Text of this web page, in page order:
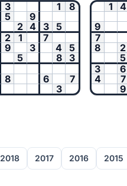
3 1
8
5
9
2 4 3
5
2 1
7
9 3 4
5
5 8
3
8
6
7
3
1 4
9
7
8
2
5
3
6
4
7
9
2018 2017 2016 2015